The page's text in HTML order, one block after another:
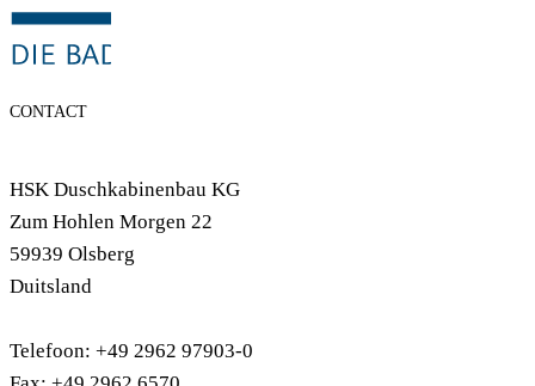
CONTACT
HSK Duschkabinenbau KG
Zum Hohlen Morgen 22
59939 Olsberg
Duitsland
Telefoon: +49 2962 97903-0